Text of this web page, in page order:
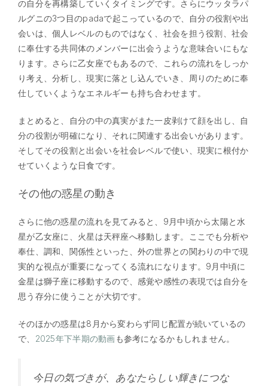
の自分を再構築していくタイミングです。さらにウッタラパ
ルグニの3つ目のpadaで起こっているので、自分の役割や出
会いは、個人レベルのものではなく、社会を担う役割、社会
に奉仕する共同体のメンバーに出会うような意味合いにもな
ります。さらに乙女座でもあるので、これらの流れをしっか
り考え、分析し、現実に落とし込んでいき、周りのために奉
仕していくようなエネルギーも持ち合わせます。
まとめると、自分の中の真実がまた一皮剥けて顔を出し、自
分の役割が明確になり、それに関連する出会いがあります。
そしてその役割と出会いを社会レベルで使い、現実に根付か
せていくような日食です。
その他の惑星の動き
さらに他の惑星の流れを見てみると、9月中頃から太陽と水
星が乙女座に、火星は天秤座へ移動します。ここでも分析や
奉仕、調和、関係性といった、外の世界との関わりの中で現
実的な視点が重要になってくる流れになります。9月中頃に
金星は獅子座に移動するので、感覚や感性の表現では自分を
思う存分に使うことが大切です。
そのほかの惑星は8月から変わらず同じ配置が続いているの
で、 2025年下半期の動画も参考になるかもしれません。
今日の気づきが、あなたらしい輝きにつな